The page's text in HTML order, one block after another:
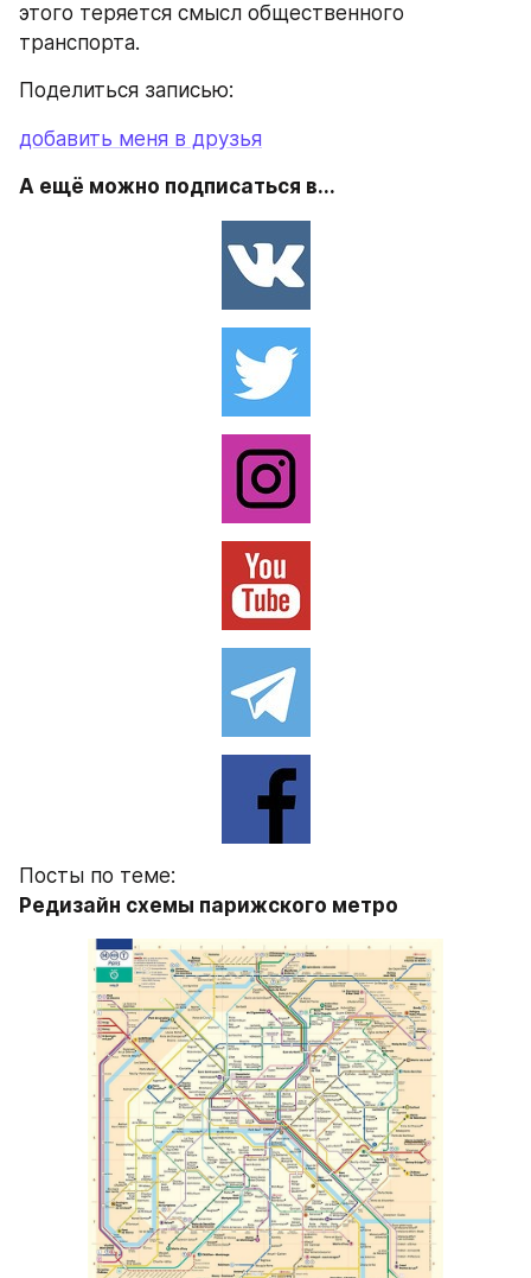
этого теряется смысл общественного
транспорта.
Поделиться записью:
добавить меня в друзья
А ещё можно подписаться в...
Посты по теме:
Редизайн схемы парижского метро